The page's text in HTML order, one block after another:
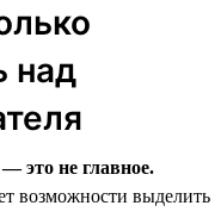
над
это не главное.
возможности выделить